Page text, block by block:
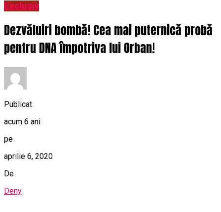
Exclusiv
Dezvăluiri bombă! Cea mai puternică probă
pentru DNA împotriva lui Orban!
Publicat
acum 6 ani
pe
aprilie 6, 2020
De
Deny